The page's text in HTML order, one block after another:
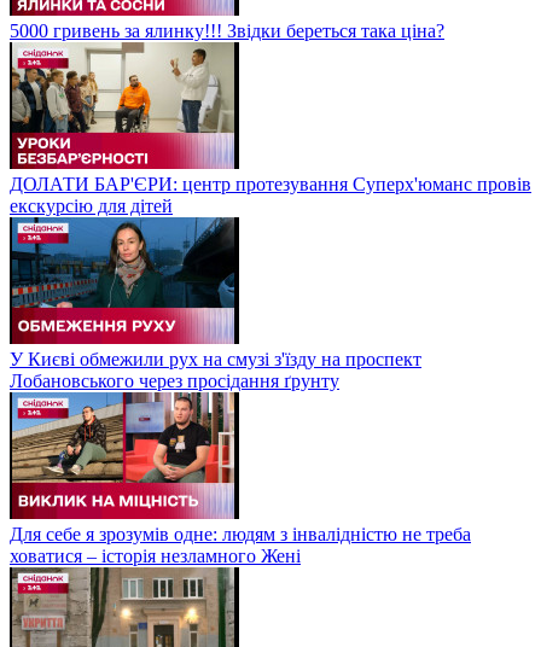
5000 гривень за ялинку!!! Звідки береться така ціна?
ДОЛАТИ БАР'ЄРИ: центр протезування Суперх'юманс провів
екскурсію для дітей
У Києві обмежили рух на смузі з'їзду на проспект
Лобановського через просідання ґрунту
Для себе я зрозумів одне: людям з інвалідністю не треба
ховатися – історія незламного Жені